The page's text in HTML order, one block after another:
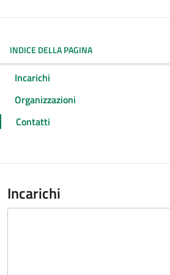
INDICE DELLA PAGINA
Incarichi
Organizzazioni
Contatti
Incarichi